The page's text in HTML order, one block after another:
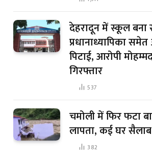
देहरादून में स्कूल बना
प्रधानाध्यापिका
पिटाई, आरोपी
गिरफ्तार
537
चमोली में फिर फटा
लापता, कई घर
382